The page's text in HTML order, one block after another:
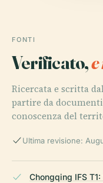
FONTI
Verificato,
Ricercata e scritta
partire da
conoscenza del
Ultima revisione:
Chongqing IFS